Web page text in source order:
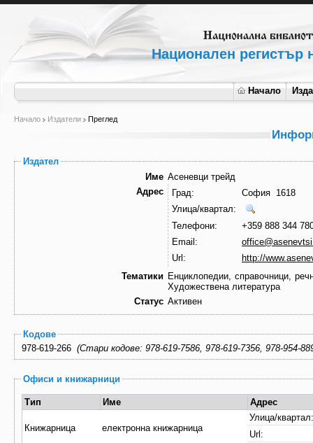
Национален регистър
Начало
Начало Издатели Преглед
Издател
Име Асеневци трейд
Адрес
Град:
София 1618
Улица/квартал:
Телефони:
+359 888 344
Email:
Url:
http://
Тематики Енциклопедии, справочници,
Художествена литература
Статус Активен
Кодове
(Стари кодове: 978-619-7586, 978-619-7356, 978-
Офиси и книжарници
Тип Име Адрес
Книжарница електронна книжарница
Улица/квартал:
Url: